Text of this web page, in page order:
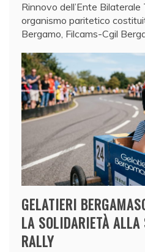
Rinnovo dell’Ente
organismo paritetico
Bergamo, Filcams-Cgil
GELATIERI
LA SOLIDARIETÀ
RALLY